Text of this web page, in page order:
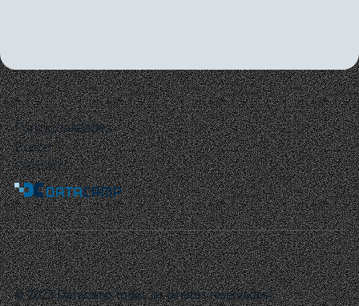
Funcionalidades
Preço
Contato
© 2025 Datacamp todos os direitos reservados.